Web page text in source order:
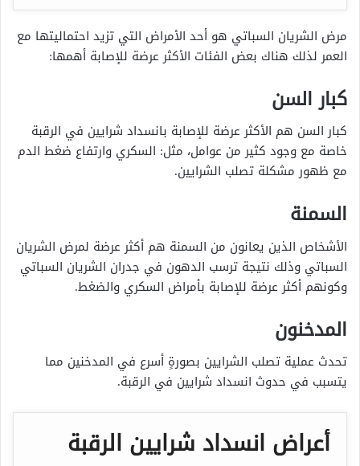
مرض الشريان السباتي هو أحد الأمراض التي تزيد احتماليتها مع
العمر لذلك هناك بعض الفئات الأكثر عرضة للإصابة أهمها:
كبار السن
كبار السن هم الأكثر عرضة للإصابة بانسداد شرايين في الرقبة
خاصة مع وجود كثير من عوامل، مثل: السكري وارتفاع ضغط الدم
مع ظهور مشكلة تصلب الشرايين.
السمنة
الأشخاص الذين يعانون من السمنة هم أكثر عرضة لمرض الشريان
السباتي وذلك نتيجة ترسب الدهون في جدران الشريان السباتي
وكونهم أكثر عرضة للإصابة بأمراض السكري والضغط.
المدخنون
تحدث عملية تصلب الشرايين بصورةٍ أسرع في المدخنين مما
يتسبب في حدوث انسداد شرايين في الرقبة.
أعراض انسداد شرايين الرقبة